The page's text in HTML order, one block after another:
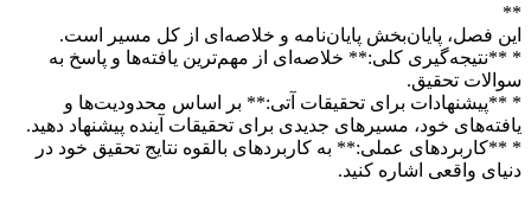
**
این فصل، پایان‌بخش پایان‌نامه و خلاصه‌ای از کل مسیر است.
* **نتیجه‌گیری کلی:** خلاصه‌ای از مهم‌ترین یافته‌ها و پاسخ به
سوالات تحقیق.
* **پیشنهادات برای تحقیقات آتی:** بر اساس محدودیت‌ها و
یافته‌های خود، مسیرهای جدیدی برای تحقیقات آینده پیشنهاد دهید.
* **کاربردهای عملی:** به کاربردهای بالقوه نتایج تحقیق خود در
دنیای واقعی اشاره کنید.